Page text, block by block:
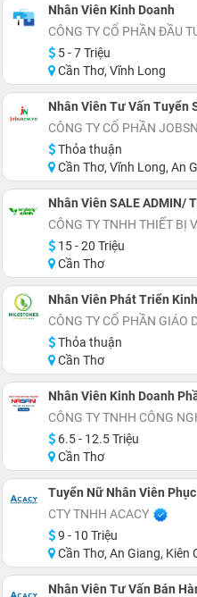
Nhân Viên Kinh Doanh
5 - 7 Triệu
Cần Thơ, Vĩnh Long
Nhân Viên Tư Vấn Tuyển
CÔNG TY CỔ PHẦN
Thỏa thuận
Cần Thơ, Vĩnh Long, An Giang, Hậu Giang, Sóc
15 - 20 Triệu
Cần Thơ
Nhân Viên Phát Triển
Thỏa thuận
Cần Thơ
Nhân Viên Kinh Doanh
CÔNG TY TNHH CÔNG
6.5 - 12.5 Triệu
Cần Thơ
CTY TNHH ACACY
9 - 10 Triệu
Cần Thơ, An Giang, Kiên Giang, Tiền Giang, Cà Mau,
Nhân Viên Tư Vấn Bán